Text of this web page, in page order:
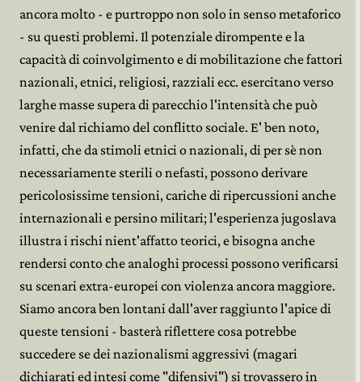
ancora molto - e purtroppo non solo in senso metaforico
- su questi problemi. Il potenziale dirompente e la
capacità di coinvolgimento e di mobilitazione che fattori
nazionali, etnici, religiosi, razziali ecc. esercitano verso
larghe masse supera di parecchio l'intensità che può
venire dal richiamo del conflitto sociale. E' ben noto,
infatti, che da stimoli etnici o nazionali, di per sè non
necessariamente sterili o nefasti, possono derivare
pericolosissime tensioni, cariche di ripercussioni anche
internazionali e persino militari; l'esperienza jugoslava
illustra i rischi nient'affatto teorici, e bisogna anche
rendersi conto che analoghi processi possono verificarsi
su scenari extra-europei con violenza ancora maggiore.
Siamo ancora ben lontani dall'aver raggiunto l'apice di
queste tensioni - basterà riflettere cosa potrebbe
succedere se dei nazionalismi aggressivi (magari
dichiarati ed intesi come "difensivi") si trovassero in